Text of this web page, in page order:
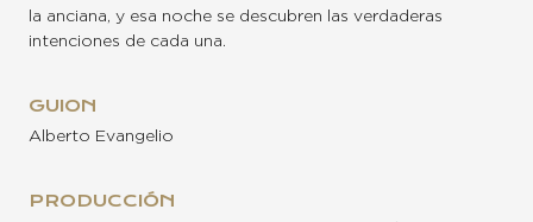
la anciana, y esa noche se descubren las verdaderas
intenciones de cada una.
GUION
Alberto Evangelio
PRODUCCIÓN